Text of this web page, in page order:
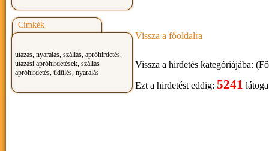
Címkék
utazás, nyaralás, szállás, apróhirdetés,
utazási apróhirdetések, szállás
apróhirdetés, üdülés, nyaralás
Vissza a főoldalra
Vissza a hirdetés kategóriájába:
Ezt a hirdetést eddig: 5241